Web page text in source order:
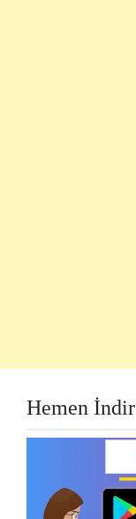
Hemen İndir